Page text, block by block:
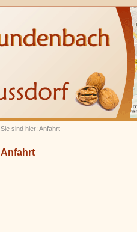
Sie sind hier: Anfahrt
Anfahrt